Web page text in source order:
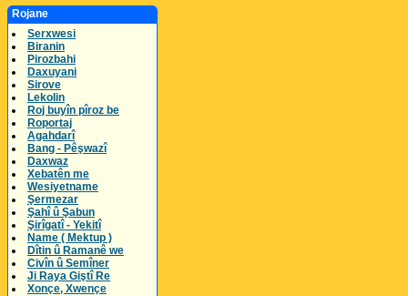
Rojane
Serxwesi
Biranin
Pirozbahi
Daxuyani
Sirove
Lekolin
Roj buyîn pîroz be
Roportaj
Agahdarî
Bang - Pêşwazî
Daxwaz
Xebatên me
Wesiyetname
Şermezar
Şahî û Şabun
Şirîgatî - Yekitî
Name ( Mektup )
Dîtin û Ramanê we
Civîn û Semîner
Ji Raya Giştî Re
Xonçe, Xwençe